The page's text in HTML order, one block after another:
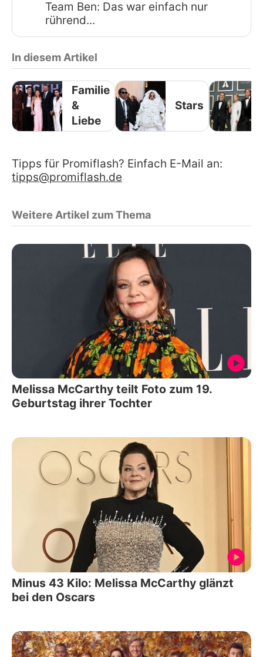
Team Ben: Das war einfach nur
rührend...
In diesem Artikel
Familie
&
Liebe
Stars
Tipps für Promiflash? Einfach E-Mail an:
tipps@promiflash.de
Weitere Artikel zum Thema
Melissa McCarthy teilt Foto zum 19.
Geburtstag ihrer Tochter
Minus 43 Kilo: Melissa McCarthy glänzt
bei den Oscars